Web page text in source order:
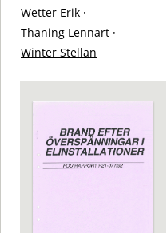
Wetter Erik ·
Thaning Lennart ·
Winter Stellan